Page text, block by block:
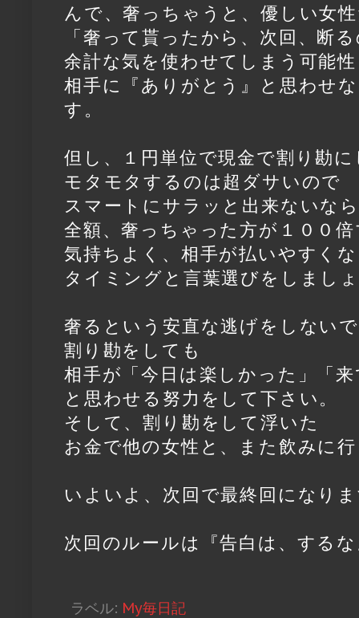
んで、奢っちゃうと、優しい女
「奢って貰ったから、次回、断
余計な気を使わせてしまう可能
相手に『ありがとう』と思わせ
す。
但し、１円単位で現金で割り勘
モタモタするのは超ダサいので
スマートにサラッと出来ないなら
全額、奢っちゃった方が１００
気持ちよく、相手が払いやすく
タイミングと言葉選びをしまし
奢るという安直な逃げをしないで
割り勘をしても
相手が「今日は楽しかった」「
と思わせる努力をして下さい。
そして、割り勘をして浮いた
お金で他の女性と、また飲みに
いよいよ、次回で最終回になり
次回のルールは『告白は、する
ラベル: My毎日記